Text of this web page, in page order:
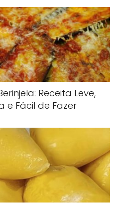
Receita Leve,
e Fácil de Fazer